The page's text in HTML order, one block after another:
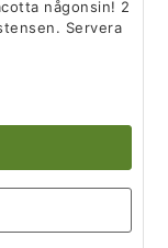
någonsin! 2
Servera